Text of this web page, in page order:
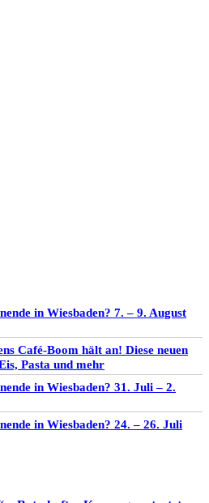
in Wiesbaden? 7. – 9. August
Café-Boom hält an! Diese neuen
Pasta und mehr
in Wiesbaden? 31. Juli – 2.
in Wiesbaden? 24. – 26. Juli